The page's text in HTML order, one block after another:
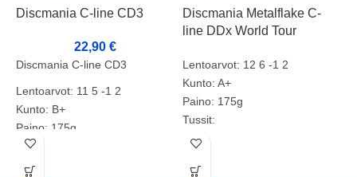
Discmania C-line CD3
22,90 €
Discmania C-line CD3
Lentoarvot: 11 5 -1 2
Kunto: B+
Paino: 175g
Tussit:
Discmania Metalflake C-
line DDx World Tour
Lentoarvot: 12 6 -1 2
Kunto: A+
Paino: 175g
Tussit: